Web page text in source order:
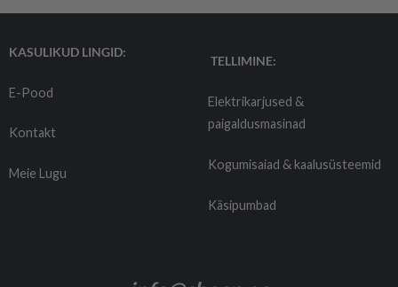
KASULIKUD LINGID:
E-Pood
Kontakt
Meie Lugu
TELLIMINE:
Elektrikarjused &
paigaldusmasinad
Kogumisaiad & kaalusüsteemid
Käsipumbad